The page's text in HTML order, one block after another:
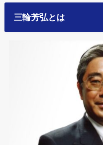
三輪芳弘とは